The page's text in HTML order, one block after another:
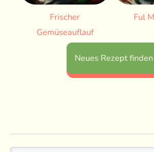
Frischer
Gemüseauflauf
Ful
Neues Rezept finden